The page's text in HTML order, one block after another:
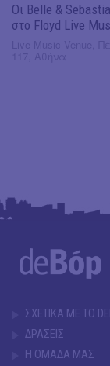
Οι Belle &
στο Floyd Live
ΣΧΕΤΙΚΑ ΜΕ ΤΟ
ΔΡΑΣΕΙΣ
Η ΟΜΑΔΑ ΜΑΣ